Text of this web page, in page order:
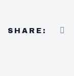
SHARE: